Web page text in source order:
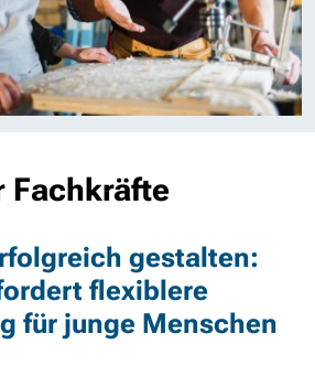
Fachkräfte
gestalten:
flexiblere
für junge Menschen